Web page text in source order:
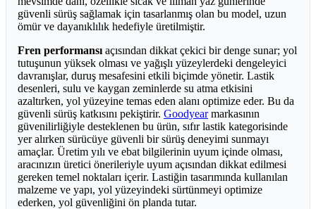
güvenli sürüş sağlamak için tasarlanmış olan bu model, uzun
ömür ve dayanıklılık hedefiyle üretilmiştir.
Fren performansı açısından dikkat çekici bir denge sunar; yol
tutuşunun yüksek olması ve yağışlı yüzeylerdeki dengeleyici
davranışlar, duruş mesafesini etkili biçimde yönetir. Lastik
desenleri, sulu ve kaygan zeminlerde su atma etkisini
azaltırken, yol yüzeyine temas eden alanı optimize eder. Bu da
güvenli sürüş katkısını pekiştirir. Goodyearmarkasının
güvenilirliğiyle desteklenen bu ürün, sıfır lastik kategorisinde
yer alırken sürücüye güvenli bir sürüş deneyimi sunmayı
amaçlar. Üretim yılı ve ebat bilgilerinin uyum içinde olması,
aracınızın üretici önerileriyle uyum açısından dikkat edilmesi
gereken temel noktaları içerir. Lastiğin tasarımında kullanılan
malzeme ve yapı, yol yüzeyindeki sürtünmeyi optimize
ederken, yol güvenliğini ön planda tutar.